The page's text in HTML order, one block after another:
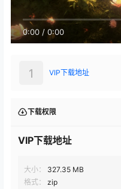
0:00 / 0:00
VIP下载地址
1
下载权限
VIP下载地址
大小：
327.35 MB
格式：
zip